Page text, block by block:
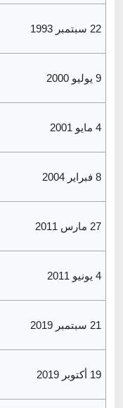
22 سبتمبر 1993
9 يوليو 2000
4 مايو 2001
8 فبراير 2004
27 مارس 2011
4 يونيو 2011
21 سبتمبر 2019
19 أكتوبر 2019